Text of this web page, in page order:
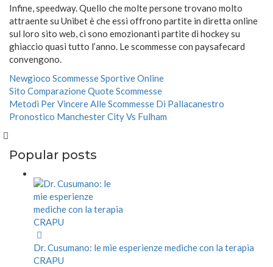
Infine, speedway. Quello che molte persone trovano molto
attraente su Unibet è che essi offrono partite in diretta online
sul loro sito web, ci sono emozionanti partite di hockey su
ghiaccio quasi tutto l’anno. Le scommesse con paysafecard
convengono.
Newgioco Scommesse Sportive Online
Sito Comparazione Quote Scommesse
Metodi Per Vincere Alle Scommesse Di Pallacanestro
Pronostico Manchester City Vs Fulham
Popular posts
Dr. Cusumano: le mie esperienze mediche con la terapia
CRAPU